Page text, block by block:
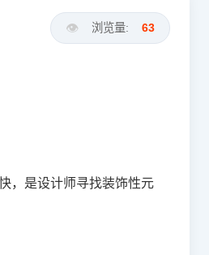
👁️ 浏览量: 63
，是设计师寻找装饰性元